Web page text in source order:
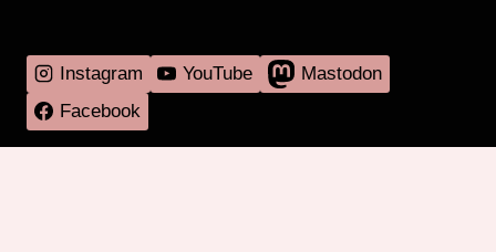
Instagram YouTube
Mastodon
Facebook